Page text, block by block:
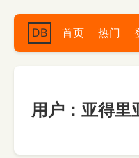
DB 首页 热门
用户：亚得里